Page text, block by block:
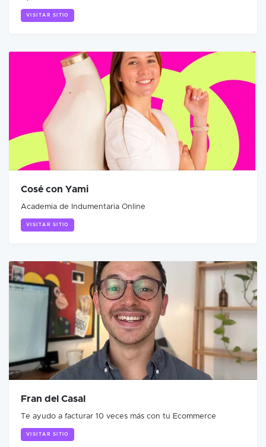
VISITAR SITIO
Cosé con Yami
Academia de Indumentaria Online
VISITAR SITIO
Fran del Casal
Te ayudo a facturar 10 veces más con tu Ecommerce
VISITAR SITIO